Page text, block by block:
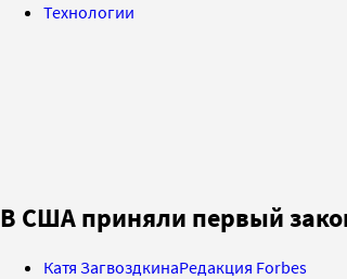
Технологии
В США приняли первый
Катя ЗагвоздкинаРедакция Forbes